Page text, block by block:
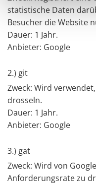
statistische Daten
Besucher die Website
Dauer: 1 Jahr.
Anbieter: Google
2.) git
Zweck: Wird
drosseln.
Dauer: 1 Jahr.
Anbieter: Google
3.) gat
Zweck: Wird von
Anforderungsrate zu